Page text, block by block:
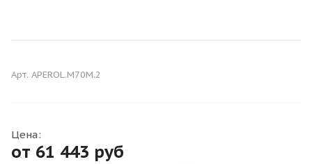
Арт. APEROL.M70M.2
Цена:
от 61 443 руб